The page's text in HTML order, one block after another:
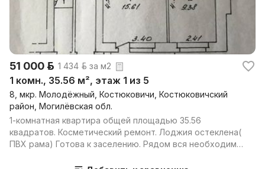
51 000 р. 1 434 р. за м2
1 комн., 35.56 м², этаж 1 из 5
8, мкр. Молодёжный, Костюковичи, Костюковичский
район, Могилёвская обл.
1-комнатная квартира общей площадью 35.56
квадратов. Косметический ремонт. Лоджия остеклена(
ПВХ рама) Готова к заселению. Рядом вся необходимая